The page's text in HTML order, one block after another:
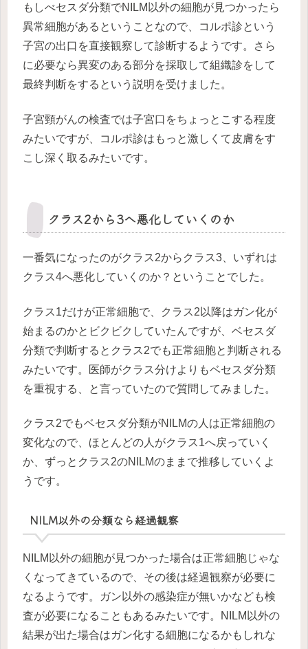
もしべセスダ分類でNILM以外の細胞が見つかったら
異常細胞があるということなので、コルポ診という
子宮の出口を直接観察して診断するようです。さら
に必要なら異変のある部分を採取して組織診をして
最終判断をするという説明を受けました。
子宮頸がんの検査では子宮口をちょっとこする程度
みたいですが、コルポ診はもっと激しくて皮膚をす
こし深く取るみたいです。
クラス2から3へ悪化していくのか
一番気になったのがクラス2からクラス3、いずれは
クラス4へ悪化していくのか？ということでした。
クラス1だけが正常細胞で、クラス2以降はガン化が
始まるのかとビクビクしていたんですが、ベセスダ
分類で判断するとクラス2でも正常細胞と判断される
みたいです。医師がクラス分けよりもベセスダ分類
を重視する、と言っていたので質問してみました。
クラス2でもベセスダ分類がNILMの人は正常細胞の
変化なので、ほとんどの人がクラス1へ戻っていく
か、ずっとクラス2のNILMのままで推移していくよ
うです。
NILM以外の分類なら経過観察
NILM以外の細胞が見つかった場合は正常細胞じゃな
くなってきているので、その後は経過観察が必要に
なるようです。ガン以外の感染症が無いかなども検
査が必要になることもあるみたいです。NILM以外の
結果が出た場合はガン化する細胞になるかもしれな